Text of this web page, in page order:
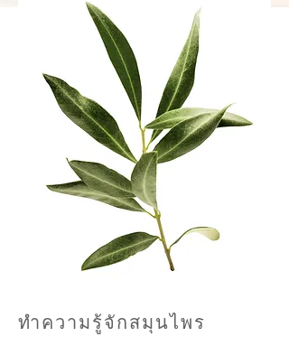
ทำความรู้จักสมุนไพร